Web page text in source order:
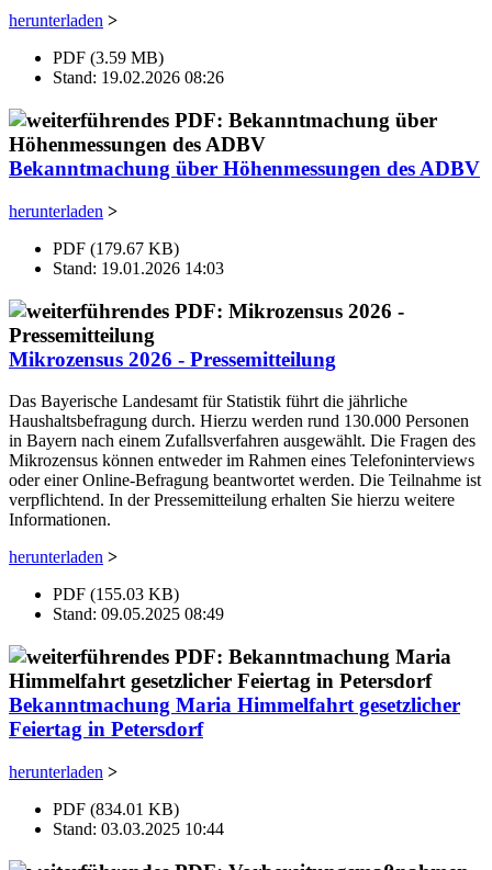
herunterladen >
PDF (3.59 MB)
Stand: 19.02.2026 08:26
Bekanntmachung über Höhenmessungen des ADBV
herunterladen >
PDF (179.67 KB)
Stand: 19.01.2026 14:03
Mikrozensus 2026 - Pressemitteilung
Das Bayerische Landesamt für Statistik führt die jährliche
Haushaltsbefragung durch. Hierzu werden rund 130.000 Personen
in Bayern nach einem Zufallsverfahren ausgewählt. Die Fragen des
Mikrozensus können entweder im Rahmen eines Telefoninterviews
oder einer Online-Befragung beantwortet werden. Die Teilnahme ist
verpflichtend. In der Pressemitteilung erhalten Sie hierzu weitere
Informationen.
herunterladen >
PDF (155.03 KB)
Stand: 09.05.2025 08:49
Bekanntmachung Maria Himmelfahrt gesetzlicher
Feiertag in Petersdorf
herunterladen >
PDF (834.01 KB)
Stand: 03.03.2025 10:44